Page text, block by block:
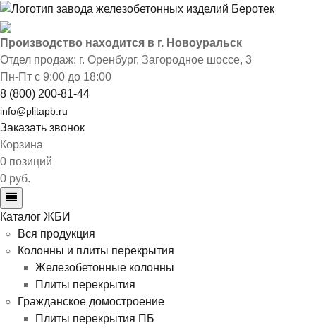
Производство находится в г. Новоуральск
Отдел продаж: г. Оренбург, Загородное шоссе, 3
Пн-Пт с 9:00 до 18:00
8 (800) 200-81-44
info@plitapb.ru
Заказать звонок
Корзина
0 позиций
0 руб.
Каталог ЖБИ
Вся продукция
Колонны и плиты перекрытия
Железобетонные колонны
Плиты перекрытия
Гражданское домостроение
Плиты перекрытия ПБ